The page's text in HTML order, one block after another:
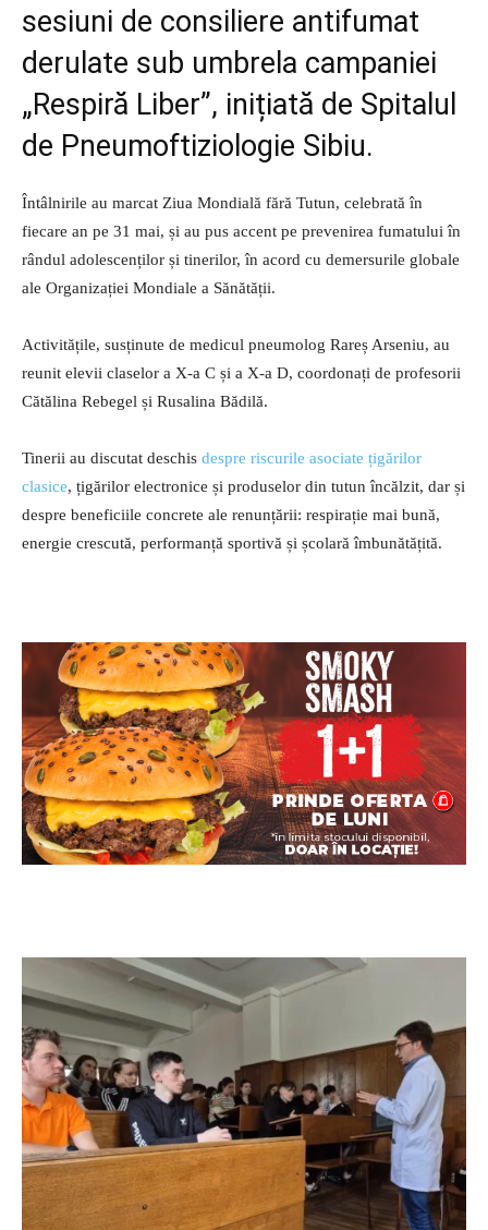
sesiuni de consiliere antifumat
derulate sub umbrela campaniei
„Respiră Liber”, inițiată de Spitalul
de Pneumoftiziologie Sibiu.
Întâlnirile au marcat Ziua Mondială fără Tutun, celebrată în
fiecare an pe 31 mai, și au pus accent pe prevenirea fumatului în
rândul adolescenților și tinerilor, în acord cu demersurile globale
ale Organizației Mondiale a Sănătății.
Activitățile, susținute de medicul pneumolog Rareș Arseniu, au
reunit elevii claselor a X-a C și a X-a D, coordonați de profesorii
Cătălina Rebegel și Rusalina Bădilă.
Tinerii au discutat deschis despre riscurile asociate țigărilor
clasice, țigărilor electronice și produselor din tutun încălzit, dar și
despre beneficiile concrete ale renunțării: respirație mai bună,
energie crescută, performanță sportivă și școlară îmbunătățită.